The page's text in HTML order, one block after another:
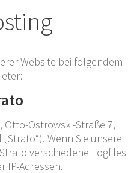
Website bei folgendem
Otto-Ostrowski-Straße 7,
Wenn Sie unsere
verschiedene Logfiles
IP-Adressen.